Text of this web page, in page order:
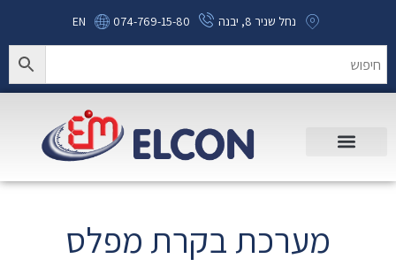
נחל שניר 8, יבנה 074-769-15-80
EN
מערכת בקרת מפלס